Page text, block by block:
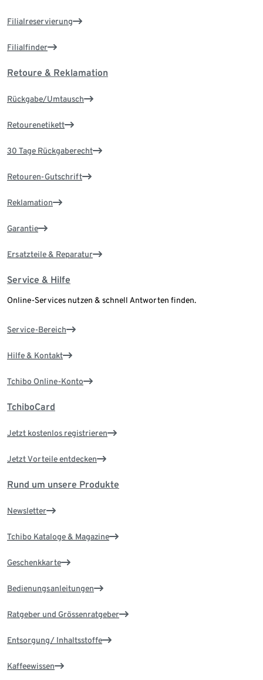
Filialreservierung
Filialfinder
Retoure & Reklamation
Rückgabe/Umtausch
Retourenetikett
30 Tage Rückgaberecht
Retouren-Gutschrift
Reklamation
Garantie
Ersatzteile & Reparatur
Service & Hilfe
Online-Services nutzen & schnell Antworten finden.
Service-Bereich
Hilfe & Kontakt
Tchibo Online-Konto
TchiboCard
Jetzt kostenlos registrieren
Jetzt Vorteile entdecken
Rund um unsere Produkte
Newsletter
Tchibo Kataloge & Magazine
Geschenkkarte
Bedienungsanleitungen
Ratgeber und Grössenratgeber
Entsorgung/ Inhaltsstoffe
Kaffeewissen